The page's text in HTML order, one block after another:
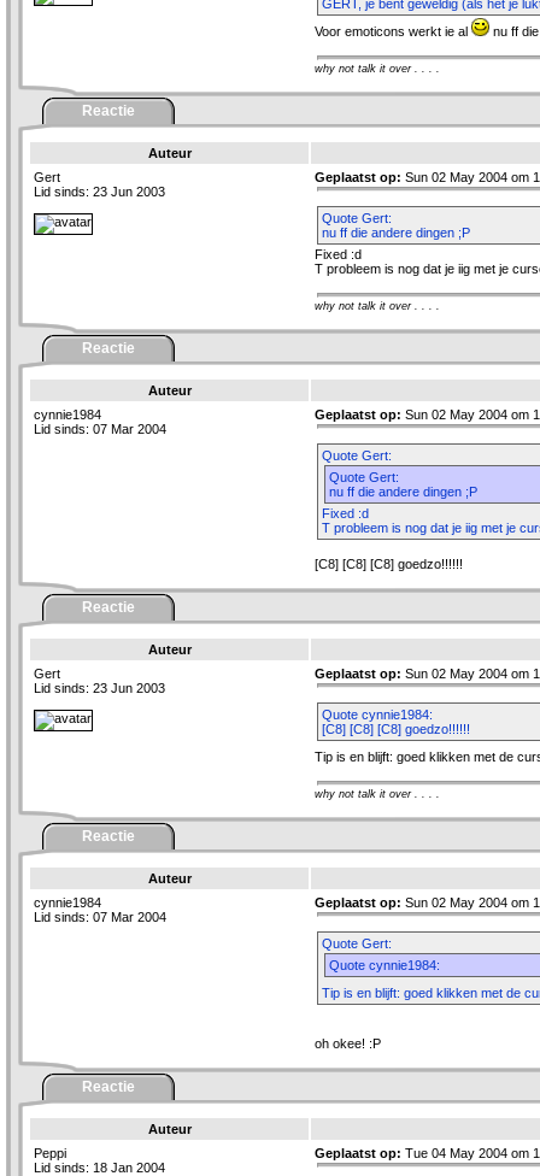
GERT, je bent geweldig (als het je
Voor emoticons werkt ie al
nu ff
why not talk it over . . . .
Reactie
Auteur
Gert
Lid sinds: 23 Jun 2003
Geplaatst op: Sun 02 May 2004 om
Quote Gert:
nu ff die andere dingen ;P
Fixed :d
T probleem is nog dat je iig met je
why not talk it over . . . .
Reactie
Auteur
cynnie1984
Lid sinds: 07 Mar 2004
Geplaatst op: Sun 02 May 2004 om
Quote Gert:
Quote Gert:
nu ff die andere dingen ;P
Fixed :d
T probleem is nog dat je iig met je
[C8] [C8] [C8] goedzo!!!!!!
Reactie
Auteur
Gert
Lid sinds: 23 Jun 2003
Geplaatst op: Sun 02 May 2004 om
Quote cynnie1984:
[C8] [C8] [C8] goedzo!!!!!!
Tip is en blijft: goed klikken met de
why not talk it over . . . .
Reactie
Auteur
cynnie1984
Lid sinds: 07 Mar 2004
Geplaatst op: Sun 02 May 2004 om
Quote Gert:
Quote cynnie1984:
Tip is en blijft: goed klikken met de
oh okee! :P
Reactie
Auteur
Peppi
Lid sinds: 18 Jan 2004
Geplaatst op: Tue 04 May 2004 om